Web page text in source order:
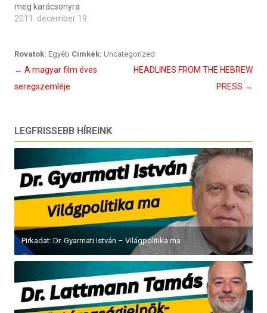
meg karácsonyra
2011. december 19
Rovatok: Egyéb Cimkék: Uncategorized
Bejegyzés
navigáció
← A magyar film éves
seregszemléje
HEADLINES FROM THE HEBREW
PRESS →
LEGFRISSEBB HÍREINK
Pirkadat: Dr. Gyarmati István – Világpolitika ma